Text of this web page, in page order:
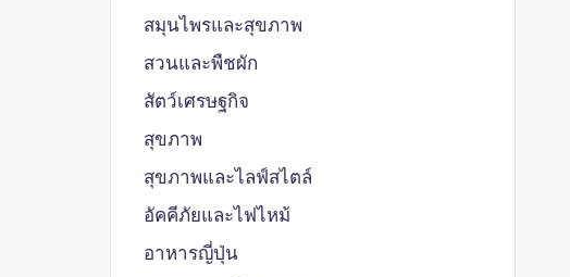
สมุนไพรและสุขภาพ
สวนและพืชผัก
สัตว์เศรษฐกิจ
สุขภาพ
สุขภาพและไลฟ์สไตล์
อัคคีภัยและไฟไหม้
อาหารญี่ปุ่น